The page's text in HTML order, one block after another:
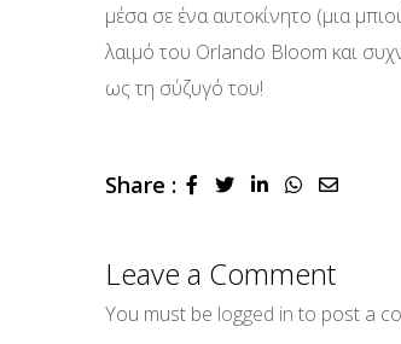
μέσα σε ένα αυτοκίνητο (μια
λαιμό του Orlando Bloom και
ως τη σύζυγό του!
Share : LinkedInWhatsapp
Share
Leave a Comment
You must be logged in to post a